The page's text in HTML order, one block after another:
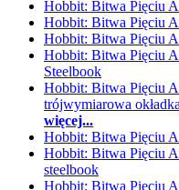
Hobbit: Bitwa Pięciu
Hobbit: Bitwa Pięciu
Hobbit: Bitwa Pięciu
Hobbit: Bitwa Pięciu
Steelbook
Hobbit: Bitwa Pięciu
trójwymiarowa okładka
więcej...
Hobbit: Bitwa Pięciu
Hobbit: Bitwa Pięciu
steelbook
Hobbit: Bitwa Pięciu